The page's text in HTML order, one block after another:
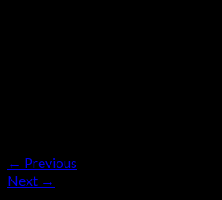
← Previous
Next →